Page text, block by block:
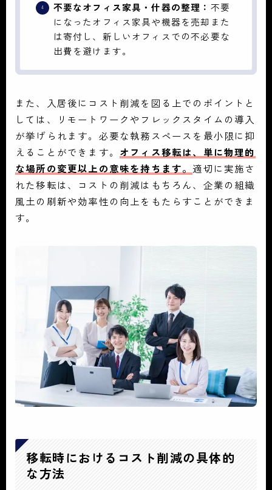
不要なオフィス家具・什器の整理： 不要
になったオフィス家具や機器を売却また
は寄付し、新しいオフィスでの不必要な
出費を避けます。
また、入居後にコスト削減を図る上でのポイントと
しては、リモートワークやフレックスタイムの導入
が挙げられます。必要な執務スペースを最小限に抑
えることができます。 オフィス移転は、単に物理的
な場所の変更以上の意味を持ちます。適切に実施さ
れた移転は、コストの削減はもちろん、企業の組織
風土の刷新や効率性の向上をもたらすことができま
す。
移転時におけるコスト削減の具体的
な方法